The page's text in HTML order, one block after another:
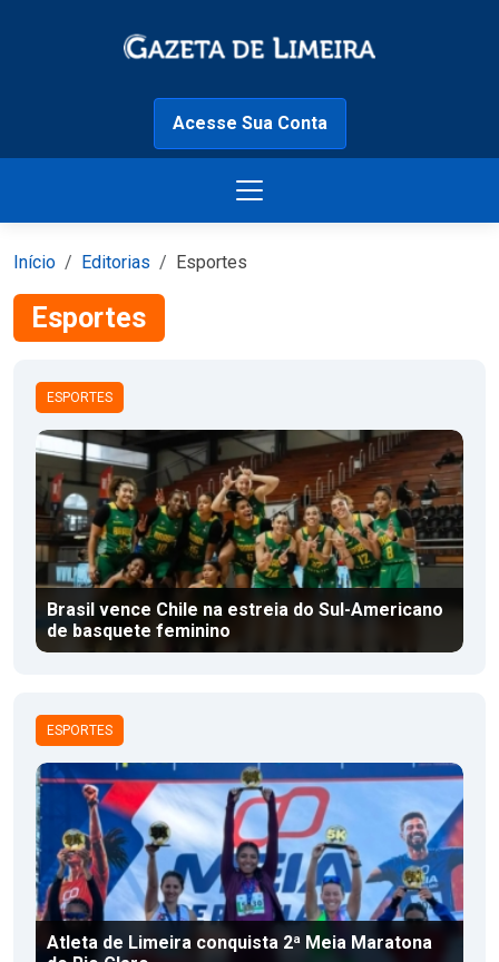
Acesse Sua Conta
Início Editorias Esportes
Esportes
ESPORTES
Brasil vence Chile na estreia do Sul-Americano
de basquete feminino
ESPORTES
Atleta de Limeira conquista 2ª Meia Maratona